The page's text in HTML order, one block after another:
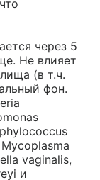
через 5
Не влияет
(в т.ч.
фон.
vaginalis,
и